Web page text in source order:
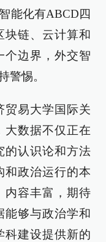
能化有ABCD四
块链、云计算和
个边界，外交智
警惕。
贸易大学国际关
大数据不仅正在
的认识论和方法
和政治运行的本
内容丰富，期待
能够与政治学和
科建设提供新的